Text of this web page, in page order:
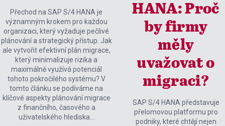
Přechod na SAP S/4 HANA je
významným krokem pro každou
organizaci, který vyžaduje pečlivé
plánování a strategický přístup. Jak
ale vytvořit efektivní plán migrace,
který minimalizuje rizika a
maximálně využívá potenciál
tohoto pokročilého systému? V
tomto článku se podíváme na
klíčové aspekty plánování migrace
z finančního, časového a
uživatelského hlediska…
HANA: Proč
by firmy
měly
uvažovat o
migraci?
SAP S/4 HANA představuje
přelomovou platformu pro
podniky, které chtějí nejen